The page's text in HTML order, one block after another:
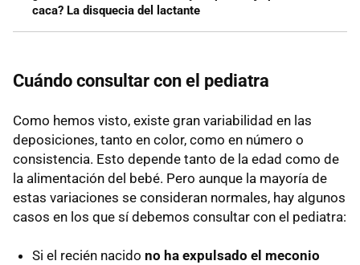
caca? La disquecia del lactante
Cuándo consultar con el pediatra
Como hemos visto, existe gran variabilidad en las
deposiciones, tanto en color, como en número o
consistencia. Esto depende tanto de la edad como de
la alimentación del bebé. Pero aunque la mayoría de
estas variaciones se consideran normales, hay algunos
casos en los que sí debemos consultar con el pediatra:
Si el recién nacido no ha expulsado el meconio